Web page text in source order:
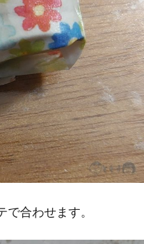
合わせます。